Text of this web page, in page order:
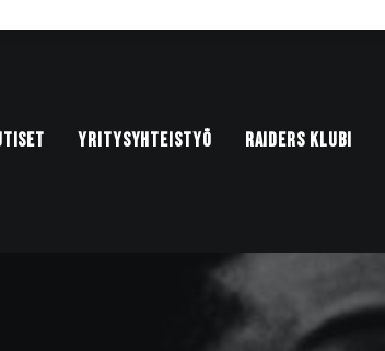
YRITYSYHTEISTYÖ RAIDERS KLUBI